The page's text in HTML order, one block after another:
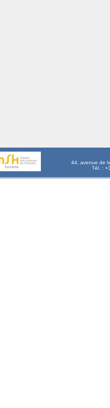
44, avenue de
Tél. :